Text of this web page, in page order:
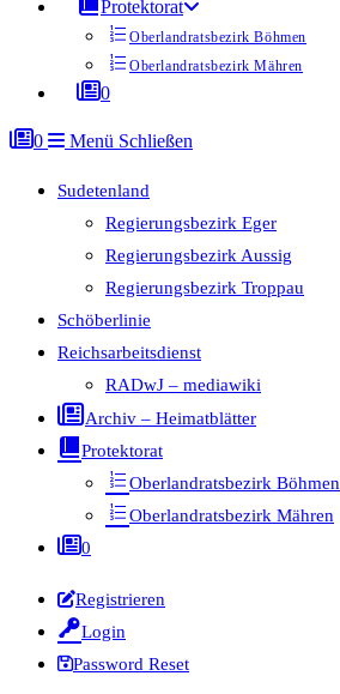
Protektorat
Oberlandratsbezirk Böhmen
Oberlandratsbezirk Mähren
0
0 Menü Schließen
Sudetenland
Regierungsbezirk Eger
Regierungsbezirk Aussig
Regierungsbezirk Troppau
Schöberlinie
Reichsarbeitsdienst
RADwJ – mediawiki
Archiv – Heimatblätter
Protektorat
Oberlandratsbezirk Böhmen
Oberlandratsbezirk Mähren
0
Registrieren
Login
Password Reset